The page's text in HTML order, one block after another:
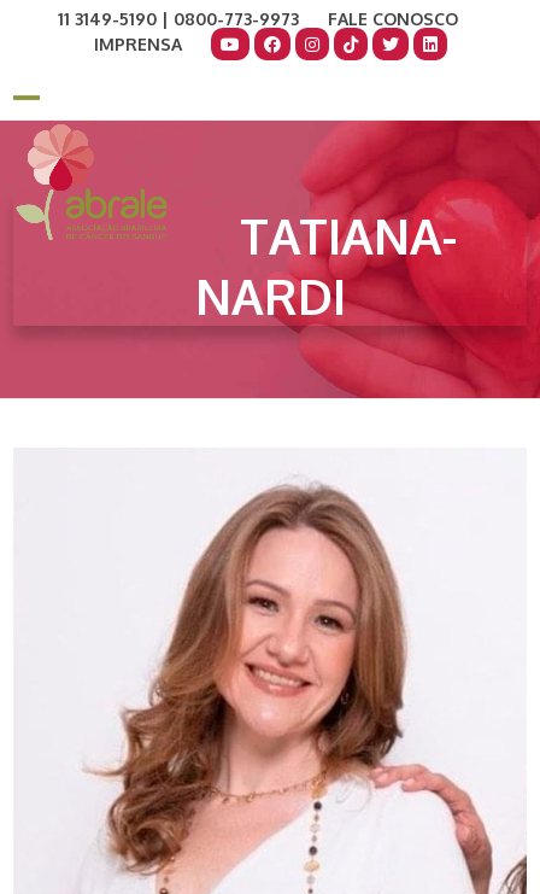
11 3149-5190 | 0800-773-9973
FALE CONOSCO
IMPRENSA
Open
mobile
menu
Close
mobile
menu
TATIANA-
NARDI